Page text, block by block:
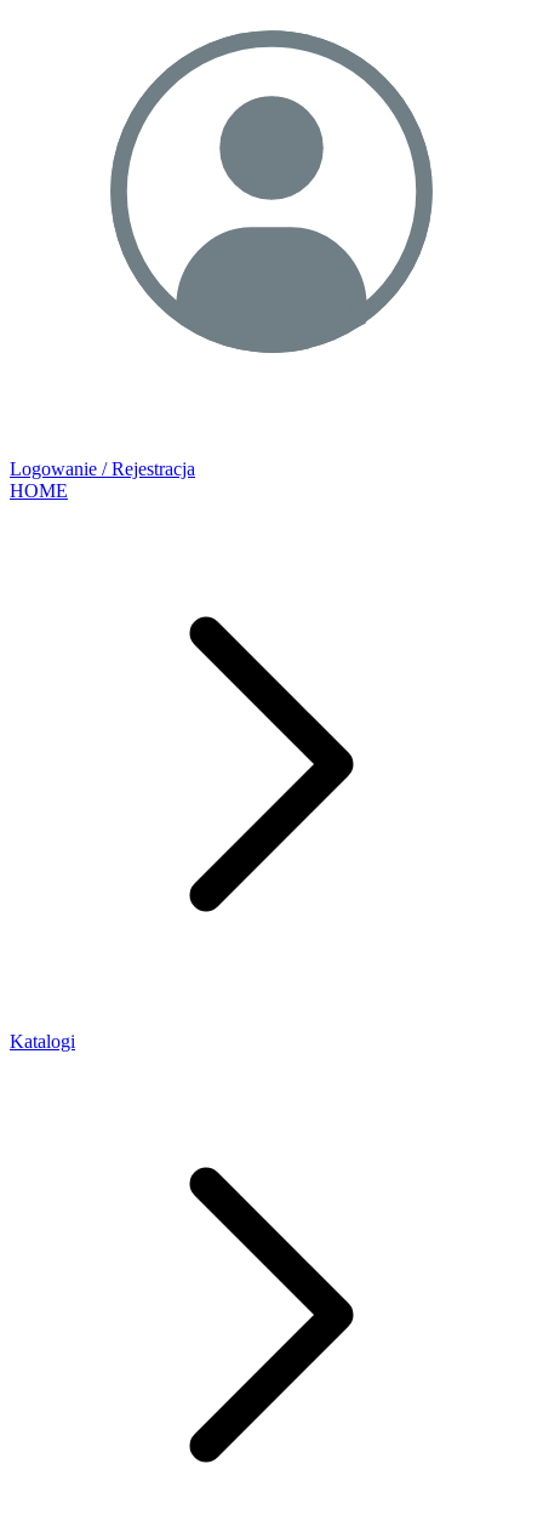
Logowanie / Rejestracja
HOME
Katalogi